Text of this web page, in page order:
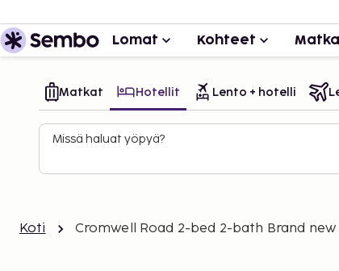
Lomat Kohteet
Matkat Hotellit Lento + hotelli
Missä haluat yöpyä?
Koti Cromwell Road 2-bed 2-bath Brand new